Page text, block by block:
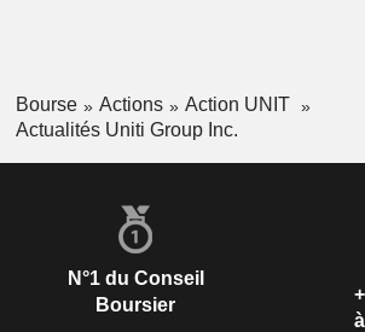
Bourse Actions
Action UNIT
Actualités Uniti Group Inc.
N°1 du Conseil
Boursier